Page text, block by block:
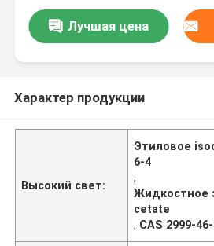
Лучшая цена
Характер продукции
Высокий свет:
Этиловое
6-4
,
Жидкостное
cetate
, CAS 2999-